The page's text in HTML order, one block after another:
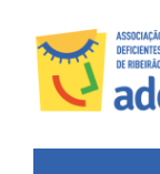
content